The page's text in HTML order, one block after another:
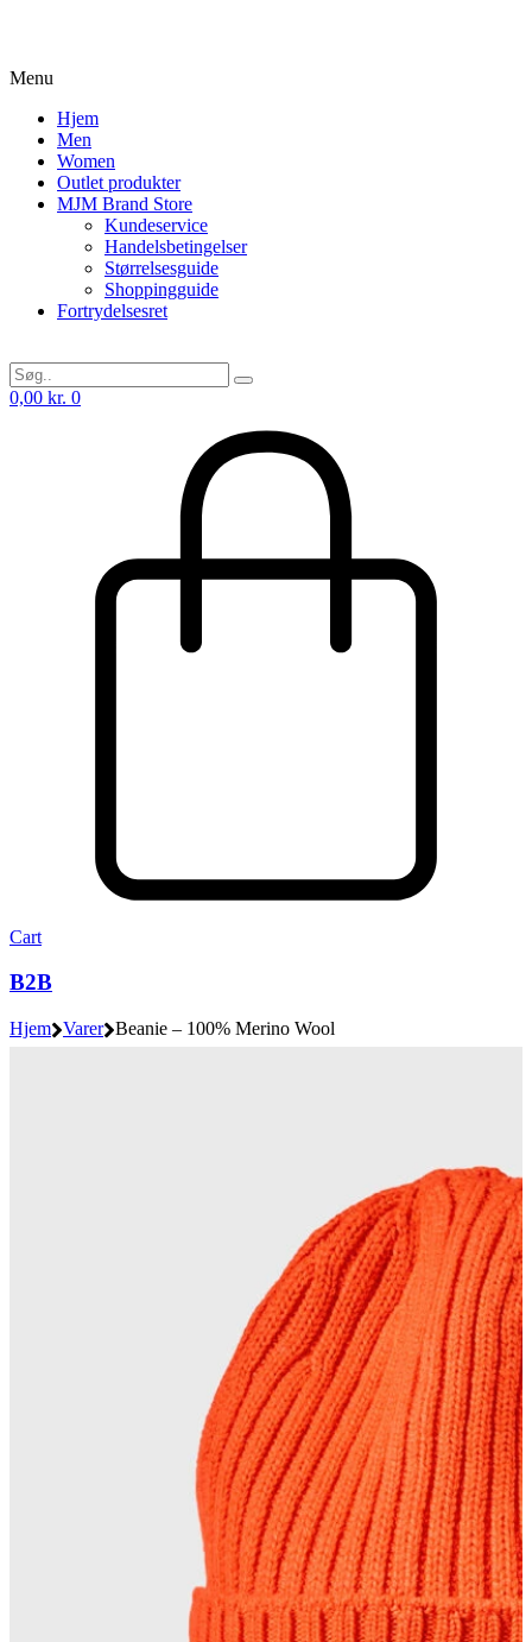
Menu
Hjem
Men
Women
Outlet produkter
MJM Brand Store
Kundeservice
Handelsbetingelser
Størrelsesguide
Shoppingguide
Fortrydelsesret
0,00 kr. 0
Cart
B2B
Hjem Varer Beanie – 100% Merino Wool